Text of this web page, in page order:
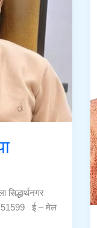
51599 ई – मेल